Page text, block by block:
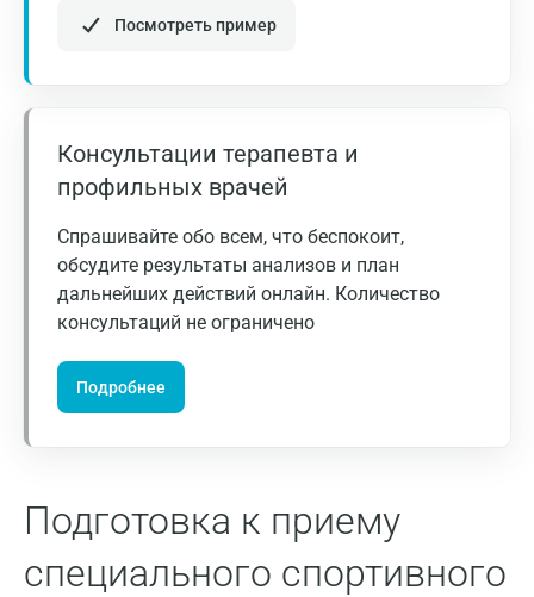
Посмотреть пример
Консультации терапевта и
профильных врачей
Спрашивайте обо всем, что беспокоит,
обсудите результаты анализов и план
дальнейших действий онлайн. Количество
консультаций не ограничено
Подробнее
Подготовка к приему
специального спортивного
Ивантеевка
Ижевск
Истра
Йошкар-Ола
Калининград
Калуга
Коломна
Королев